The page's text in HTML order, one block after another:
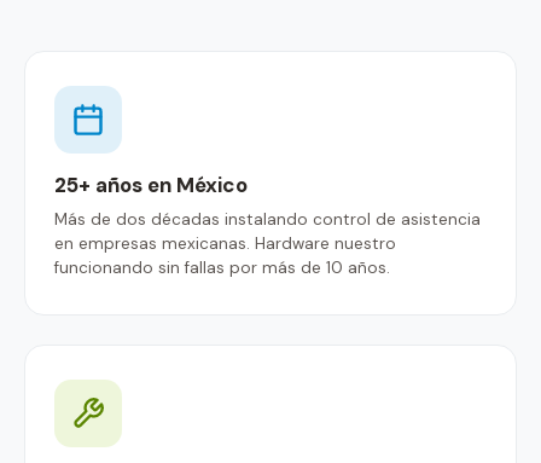
25+ años en México
Más de dos décadas instalando control de asistencia
en empresas mexicanas. Hardware nuestro
funcionando sin fallas por más de 10 años.